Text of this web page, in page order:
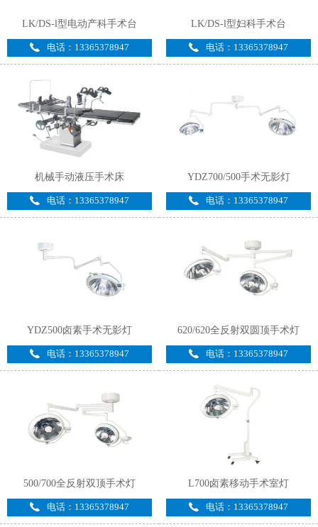
LK/DS-l型电动产科手术台
电话：13365378947
LK/DS-l型妇科手术台
电话：13365378947
机械手动液压手术床
电话：13365378947
YDZ700/500手术无影灯
电话：13365378947
YDZ500卤素手术无影灯
电话：13365378947
620/620全反射双圆顶手术灯
电话：13365378947
500/700全反射双顶手术灯
电话：13365378947
L700卤素移动手术室灯
电话：13365378947